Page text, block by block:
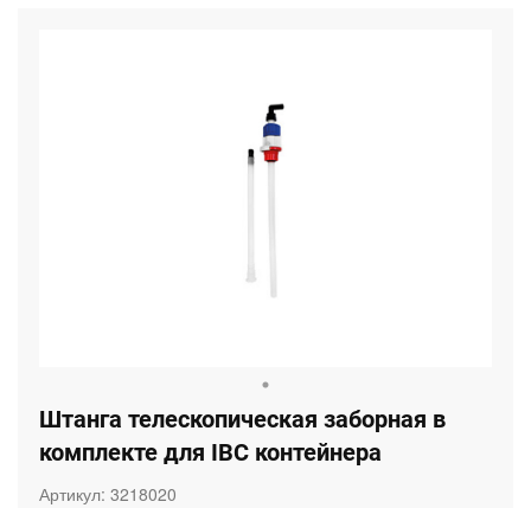
Штанга телескопическая заборная в
комплекте для IBC контейнера
Артикул: 3218020